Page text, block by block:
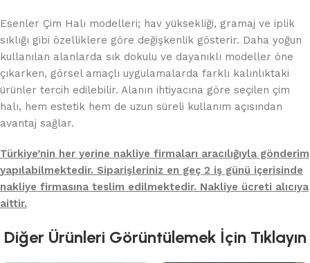
Esenler Çim Halı modelleri; hav yüksekliği, gramaj ve iplik
sıklığı gibi özelliklere göre değişkenlik gösterir. Daha yoğun
kullanılan alanlarda sık dokulu ve dayanıklı modeller öne
çıkarken, görsel amaçlı uygulamalarda farklı kalınlıktaki
ürünler tercih edilebilir. Alanın ihtiyacına göre seçilen çim
halı, hem estetik hem de uzun süreli kullanım açısından
avantaj sağlar.
Türkiye’nin her yerine nakliye firmaları aracılığıyla gönderim
yapılabilmektedir. Siparişleriniz en geç 2 iş günü içerisinde
nakliye firmasına teslim edilmektedir. Nakliye ücreti alıcıya
aittir.
Diğer Ürünleri Görüntülemek İçin Tıklayın